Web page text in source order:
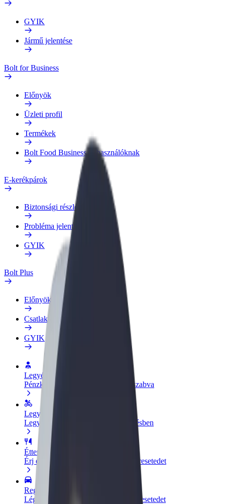
GYIK
Jármű jelentése
Bolt for Business
Előnyök
Üzleti profil
Termékek
Bolt Food Business felhasználóknak
E-kerékpárok
Biztonsági részleg
Probléma jelentése
GYIK
Bolt Plus
Előnyök
Csatlakozás
GYIK
Legyél sofőr
Pénzkereseti lehetőség igényeidre szabva
Legyél futár
Legyél futár és részesülj heti kifizetésben
Étterem vagy üzlet hozzáadása
Érj el több felhasználót és növeld keresetedet
Regisztrálj flottatulajdonosként
Légy Bolt flottapartner és növeld keresetedet